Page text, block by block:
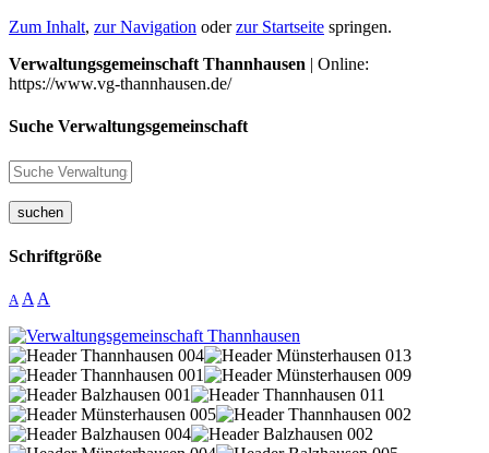
Zum Inhalt, zur Navigation oderzur Startseite springen.
Verwaltungsgemeinschaft Thannhausen | Online:
https://www.vg-thannhausen.de/
Suche Verwaltungsgemeinschaft
suchen
Schriftgröße
A A A